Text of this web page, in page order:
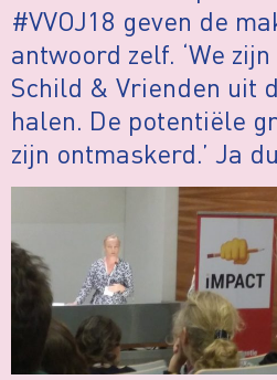
#VVOJ18 geven de
antwoord zelf. ‘We
Schild & Vrienden uit
halen. De potentiële
zijn ontmaskerd.’ Ja